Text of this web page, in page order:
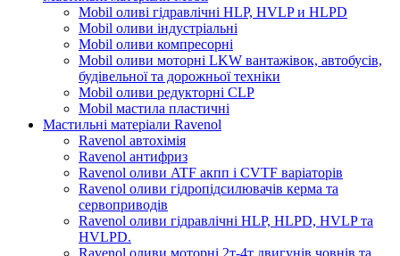
Mobil оливі гідравлічні HLP, HVLP и HLPD
Mobil оливи індустріальні
Mobil оливи компресорні
Mobil оливи моторні LKW вантажівок, автобусів,
будівельної та дорожньої техніки
Mobil оливи редукторні CLP
Mobil мастила пластичні
Мастильні матеріали Ravenol
Ravenol автохімія
Ravenol антифриз
Ravenol оливи ATF акпп і CVTF варіаторів
Ravenol оливи гідропідсилювачів керма та
сервоприводів
Ravenol оливи гідравлічні HLP, HLPD, HVLP та
HVLPD.
Ravenol оливи моторні 2т-4т двигунів човнів та